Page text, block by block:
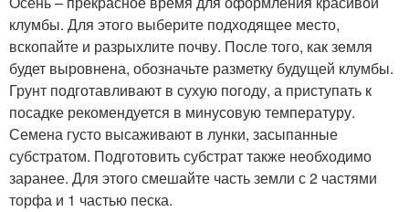
клумбы. Для этого выберите подходящее место,
вскопайте и разрыхлите почву. После того, как земля
будет выровнена, обозначьте разметку будущей клумбы.
Грунт подготавливают в сухую погоду, а приступать к
посадке рекомендуется в минусовую температуру.
Семена густо высаживают в лунки, засыпанные
субстратом. Подготовить субстрат также необходимо
заранее. Для этого смешайте часть земли с 2 частями
торфа и 1 частью песка.